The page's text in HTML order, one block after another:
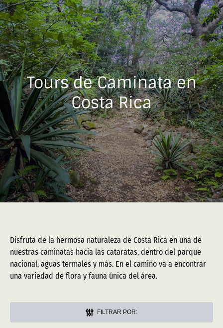
Tours de Caminata en
Costa Rica
Disfruta de la hermosa naturaleza de Costa Rica en una de
nuestras caminatas hacia las cataratas, dentro del parque
nacional, aguas termales y más. En el camino va a encontrar
una variedad de flora y fauna única del área.
FILTRAR POR: